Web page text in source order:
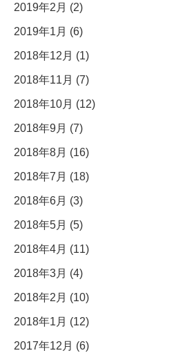
2019年2月 (2)
2019年1月 (6)
2018年12月 (1)
2018年11月 (7)
2018年10月 (12)
2018年9月 (7)
2018年8月 (16)
2018年7月 (18)
2018年6月 (3)
2018年5月 (5)
2018年4月 (11)
2018年3月 (4)
2018年2月 (10)
2018年1月 (12)
2017年12月 (6)